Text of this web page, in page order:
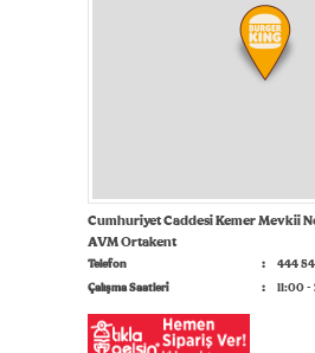
Cumhuriyet Caddesi Kemer Mevkii
AVM Ortakent
Telefon
444
Çalışma Saatleri
11:00